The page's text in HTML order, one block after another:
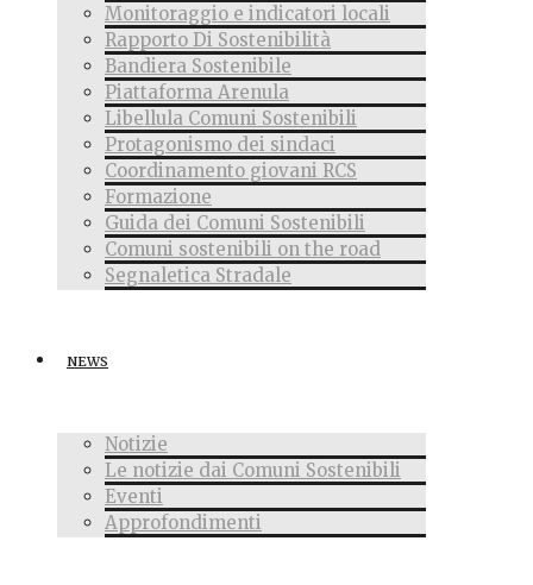
Monitoraggio e indicatori locali
Rapporto Di Sostenibilità
Bandiera Sostenibile
Piattaforma Arenula
Libellula Comuni Sostenibili
Protagonismo dei sindaci
Coordinamento giovani RCS
Formazione
Guida dei Comuni Sostenibili
Comuni sostenibili on the road
Segnaletica Stradale
NEWS
Notizie
Le notizie dai Comuni Sostenibili
Eventi
Approfondimenti